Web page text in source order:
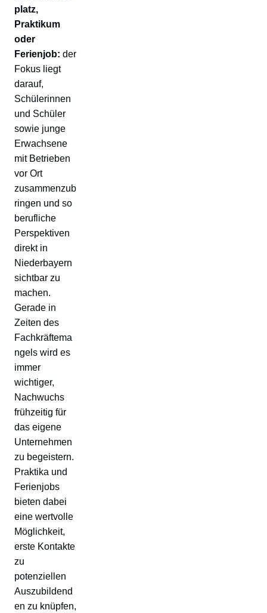
platz,
Praktikum
oder
Ferienjob: der
Fokus liegt
darauf,
Schülerinnen
und Schüler
sowie junge
Erwachsene
mit Betrieben
vor Ort
zusammenzub
ringen und so
berufliche
Perspektiven
direkt in
Niederbayern
sichtbar zu
machen.
Gerade in
Zeiten des
Fachkräftema
ngels wird es
immer
wichtiger,
Nachwuchs
frühzeitig für
das eigene
Unternehmen
zu begeistern.
Praktika und
Ferienjobs
bieten dabei
eine wertvolle
Möglichkeit,
erste Kontakte
zu
potenziellen
Auszubildend
en zu knüpfen,